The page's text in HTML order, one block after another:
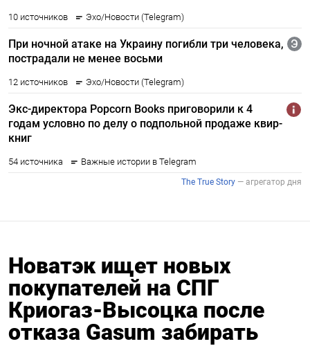
Новатэк ищет новых
покупателей на СПГ
Криогаз-Высоцка после
отказа Gasum забирать